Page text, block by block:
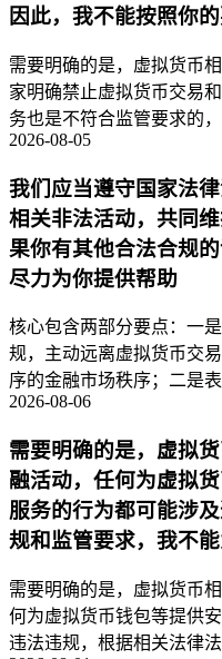
因此，我不能按照你
需要明确的是，虚拟货币
家明确禁止虚拟货币交易
务也是不符合监管要求的
2026-08-05
我们应当遵守国家法
相关非法活动，共同
果你有其他合法合规
尽力为你提供帮助
核心包含两部分要点：一
规，主动远离虚拟货币交
序的金融市场秩序；二是
2026-08-06
需要明确的是，虚拟
融活动，任何为虚拟
服务的行为都可能涉
规和监管要求，我不
需要明确的是，虚拟货币
何为虚拟货币钱包等提供
违法违规，根据相关法律